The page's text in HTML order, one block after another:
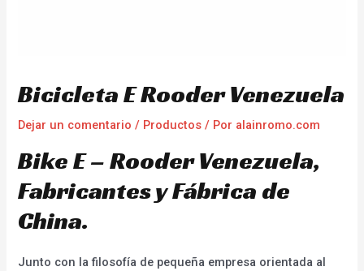
Bicicleta E Rooder Venezuela
Dejar un comentario / Productos / Por alainromo.com
Bike E – Rooder Venezuela,
Fabricantes y Fábrica de
China.
Junto con la filosofía de pequeña empresa orientada al